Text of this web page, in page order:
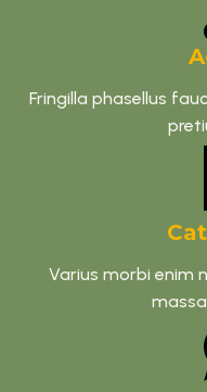
Fringilla phasellus
Varius morbi enim